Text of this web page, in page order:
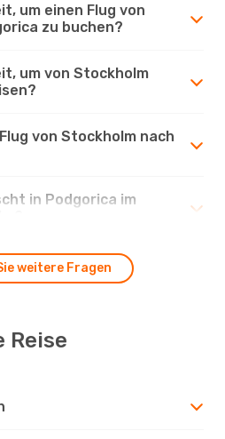
um einen Flug von
zu buchen?
um von Stockholm
von Stockholm nach
in Podgorica im
weitere Fragen
Reise